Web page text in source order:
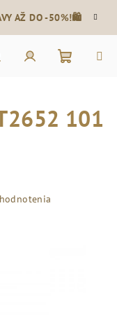
AŽ DO -50%!🛍️
košík
101